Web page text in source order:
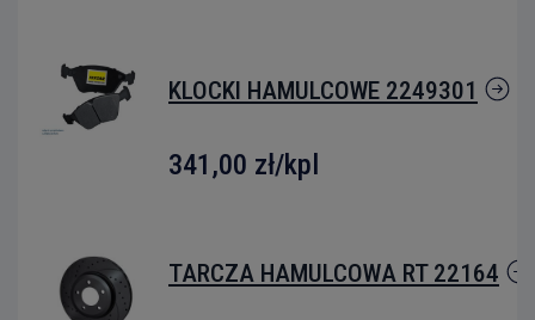
KLOCKI HAMULCOWE 2249301
341,00 zł/kpl
TARCZA HAMULCOWA RT 22164